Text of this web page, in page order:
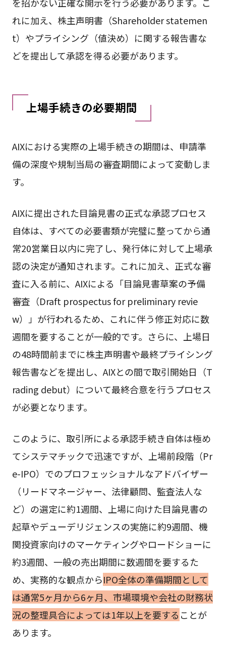
れに加え、株主声明書（Shareholder statemen
t）やプライシング（値決め）に関する報告書な
どを提出して承認を得る必要があります。
上場手続きの必要期間
AIXにおける実際の上場手続きの期間は、申請準
備の深度や規制当局の審査期間によって変動しま
す。
AIXに提出された目論見書の正式な承認プロセス
自体は、すべての必要書類が完璧に整ってから通
常20営業日以内に完了し、発行体に対して上場承
認の決定が通知されます。これに加え、正式な審
査に入る前に、AIXによる「目論見書草案の予備
審査（Draft prospectus for preliminary revie
w）」が行われるため、これに伴う修正対応に数
週間を要することが一般的です。さらに、上場日
の48時間前までに株主声明書や最終プライシング
報告書などを提出し、AIXとの間で取引開始日（T
rading debut）について最終合意を行うプロセス
が必要となります。
このように、取引所による承認手続き自体は極め
てシステマチックで迅速ですが、上場前段階（Pr
e-IPO）でのプロフェッショナルなアドバイザー
（リードマネージャー、法律顧問、監査法人な
ど）の選定に約1週間、上場に向けた目論見書の
起草やデューデリジェンスの実施に約9週間、機
関投資家向けのマーケティングやロードショーに
約3週間、一般の売出期間に数週間を要するた
め、実務的な観点からIPO全体の準備期間として
は通常5ヶ月から6ヶ月、市場環境や会社の財務状
況の整理具合によっては1年以上を要する ことが
あります。